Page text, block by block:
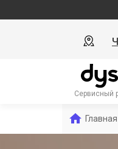
Сервисный
Главная